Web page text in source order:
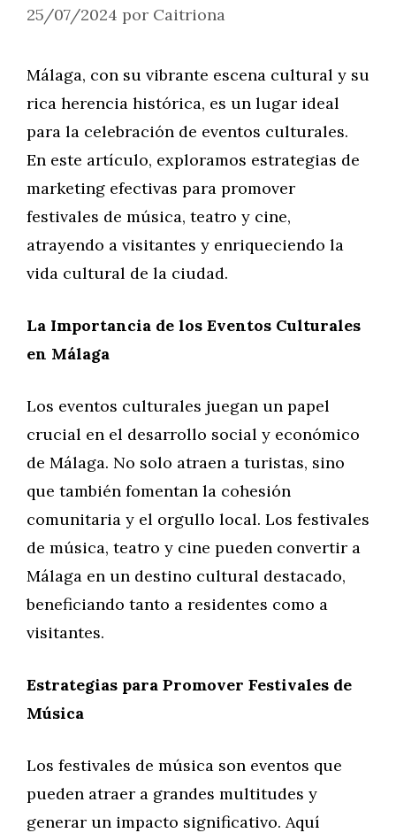
25/07/2024 por Caitriona
Málaga, con su vibrante escena cultural y su
rica herencia histórica, es un lugar ideal
para la celebración de eventos culturales.
En este artículo, exploramos estrategias de
marketing efectivas para promover
festivales de música, teatro y cine,
atrayendo a visitantes y enriqueciendo la
vida cultural de la ciudad.
La Importancia de los Eventos Culturales
en Málaga
Los eventos culturales juegan un papel
crucial en el desarrollo social y económico
de Málaga. No solo atraen a turistas, sino
que también fomentan la cohesión
comunitaria y el orgullo local. Los festivales
de música, teatro y cine pueden convertir a
Málaga en un destino cultural destacado,
beneficiando tanto a residentes como a
visitantes.
Estrategias para Promover Festivales de
Música
Los festivales de música son eventos que
pueden atraer a grandes multitudes y
generar un impacto significativo. Aquí